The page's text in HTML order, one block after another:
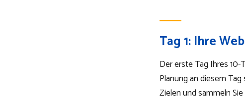
Tag 1: Ihre
Der erste Tag Ihres 10-
Planung an diesem
Zielen und sammeln